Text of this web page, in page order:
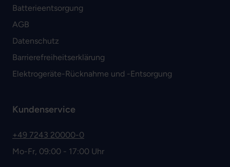
Batterieentsorgung
AGB
Datenschutz
Barrierefreiheitserklärung
Elektrogeräte-Rücknahme und -Entsorgung
Kundenservice
+49 7243 20000-0
Mo-Fr, 09:00 - 17:00 Uhr